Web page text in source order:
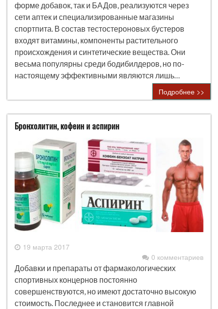
форме добавок, так и БАДов, реализуются через
сети аптек и специализированные магазины
спортпита. В состав тестостероновых бустеров
входят витамины, компоненты растительного
происхождения и синтетические вещества. Они
весьма популярны среди бодибилдеров, но по-
настоящему эффективными являются лишь…
Подробнее >>
Бронхолитин, кофеин и аспирин
19 марта 2017
0 комментариев
Добавки и препараты от фармакологических
спортивных концернов постоянно
совершенствуются, но имеют достаточно высокую
стоимость. Последнее и становится главной